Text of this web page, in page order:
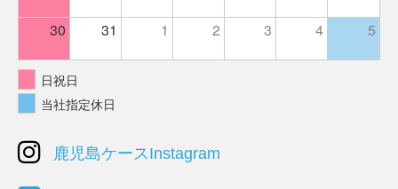
30 31 1 2 3 4 5
日祝日
当社指定休日
鹿児島ケースInstagram